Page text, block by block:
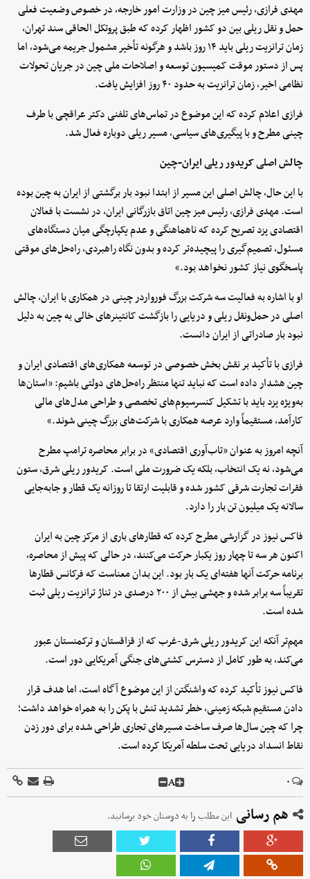
مهدی فرازی، رئیس میز چین در وزارت امور خارجه، در خصوص وضعیت فعلی
حمل و نقل ریلی بین دو کشور اظهار کرده که طبق پروتکل الحاقی سند تهران،
زمان ترانزیت ریلی باید ۱۴ روز باشد و هرگونه تأخیر مشمول جریمه می‌شود، اما
پس از دستور موقت کمیسیون توسعه و اصلاحات ملی چین در جریان تحولات
نظامی اخیر، زمان ترانزیت به حدود ۴۰ روز افزایش یافت.
فرازی اعلام کرده که این موضوع در تماس‌های تلفنی دکتر عراقچی با طرف
چینی مطرح و با پیگیری‌های سیاسی، مسیر ریلی دوباره فعال شد.
چالش اصلی کریدور ریلی ایران-چین
با این حال، چالش اصلی این مسیر از ابتدا نبود بار برگشتی از ایران به چین بوده
است. مهدی فرازی، رئیس میز چین اتاق بازرگانی ایران، در نشست با فعالان
اقتصادی یزد تصریح کرده که ناهماهنگی و عدم یکپارچگی میان دستگاه‌های
مسئول، تصمیم‌گیری را پیچیده‌تر کرده و بدون نگاه راهبردی، راه‌حل‌های موقتی
پاسخگوی نیاز کشور نخواهد بود.»
او با اشاره به فعالیت سه شرکت بزرگ فورواردر چینی در همکاری با ایران، چالش
اصلی در حمل‌ونقل ریلی و دریایی را بازگشت کانتینرهای خالی به چین به دلیل
نبود بار صادراتی از ایران دانست.
فرازی با تأکید بر نقش بخش خصوصی در توسعه همکاری‌های اقتصادی ایران و
چین هشدار داده است که نباید تنها منتظر راه‌حل‌های دولتی باشیم: «استان‌ها
به‌ویژه یزد باید با تشکیل کنسرسیوم‌های تخصصی و طراحی مدل‌های مالی
کارآمد، مستقیماً وارد عرصه همکاری با شرکت‌های بزرگ چینی شوند.»
آنچه امروز به عنوان «تاب‌آوری اقتصادی» در برابر محاصره ترامپ مطرح
می‌شود، نه یک انتخاب، بلکه یک ضرورت ملی است. کریدور ریلی شرق، ستون
فقرات تجارت شرقی کشور شده و قابلیت ارتقا تا روزانه یک قطار و جابه‌جایی
سالانه یک میلیون تن بار را دارد.
فاکس نیوز در گزارشی مطرح کرده که قطارهای باری از مرکز چین به ایران
اکنون هر سه تا چهار روز یکبار حرکت می‌کنند، در حالی که پیش از محاصره،
برنامه حرکت آنها هفته‌ای یک بار بود. این بدان معناست که فرکانس قطارها
تقریباً سه برابر شده و جهشی بیش از ۲۰۰ درصدی در تناژ ترانزیت ریلی ثبت
شده است.
مهم‌تر آنکه این کریدور ریلی شرق-غرب که از قزاقستان و ترکمنستان عبور
می‌کند، به طور کامل از دسترس کشتی‌های جنگی آمریکایی دور است.
فاکس نیوز تأکید کرده که واشنگتن از این موضوع آگاه است، اما هدف قرار
دادن مستقیم شبکه زمینی، خطر تشدید تنش با پکن را به همراه خواهد داشت؛
چرا که چین سال‌ها صرف ساخت مسیرهای تجاری طراحی شده برای دور زدن
نقاط انسداد دریایی تحت سلطه آمریکا کرده است.
۰ A
هم رسانی این مطلب را به دوستان خود برسانید.